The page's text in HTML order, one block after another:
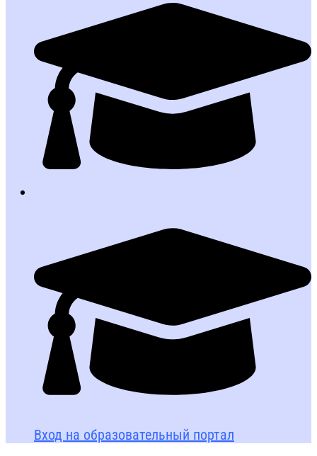
Вход на образовательный портал